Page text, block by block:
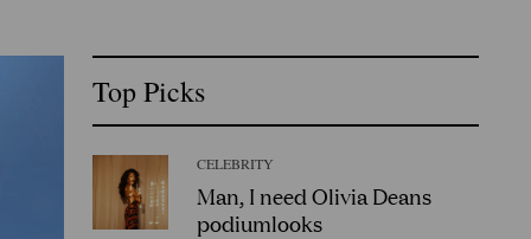
Top Picks
CELEBRITY
Man, I need Olivia Deans
podiumlooks